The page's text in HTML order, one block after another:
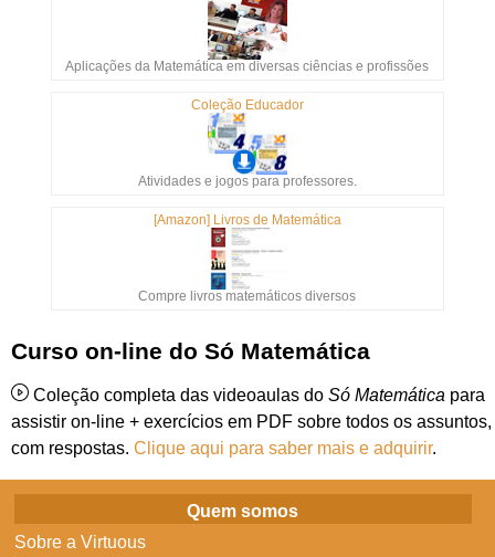
Aplicações da Matemática em diversas ciências e profissões
Coleção Educador
Atividades e jogos para professores.
[Amazon] Livros de Matemática
Compre livros matemáticos diversos
Curso on-line do Só Matemática
Coleção completa das videoaulas do Só Matemática para
assistir on-line + exercícios em PDF sobre todos os assuntos,
com respostas. Clique aqui para saber mais e adquirir.
Quem somos
Sobre a Virtuous